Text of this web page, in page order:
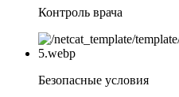
Контроль врача
Безопасные условия